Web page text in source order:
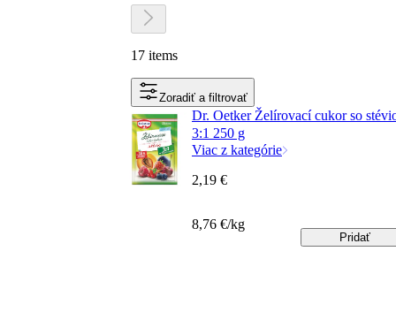
17 items
Zoradiť a filtrovať
Dr. Oetker Želírovací cukor so
3:1 250 g
Viac z kategórie
2,19 €
8,76 €/kg
Pridať